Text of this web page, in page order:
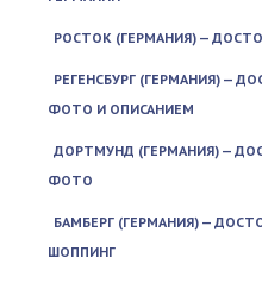
РОСТОК (ГЕРМАНИЯ) —
РЕГЕНСБУРГ (ГЕРМАНИЯ) —
ФОТО И ОПИСАНИЕМ
ДОРТМУНД (ГЕРМАНИЯ) —
ФОТО
БАМБЕРГ (ГЕРМАНИЯ) —
ШОППИНГ